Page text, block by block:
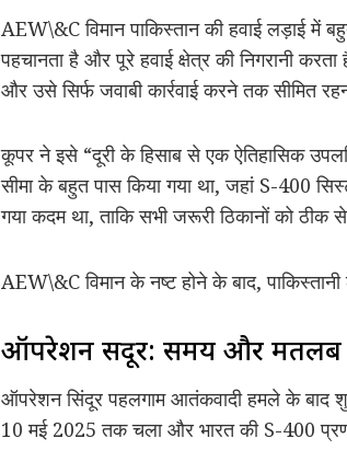
AEW\&C विमान पाकिस्तान की हवाई लड़ाई में
पहचानता है और पूरे हवाई क्षेत्र की निगरानी
और उसे सिर्फ जवाबी कार्रवाई करने तक सीमित
कूपर ने इसे “दूरी के हिसाब से एक ऐतिहासिक
सीमा के बहुत पास किया गया था, जहां S-400
गया कदम था, ताकि सभी जरूरी ठिकानों को ठीक
AEW\&C विमान के नष्ट होने के बाद,
ऑपरेशन सिंदूर: समय और मतलब
ऑपरेशन सिंदूर पहलगाम आतंकवादी हमले के बाद
10 मई 2025 तक चला और भारत की S-400